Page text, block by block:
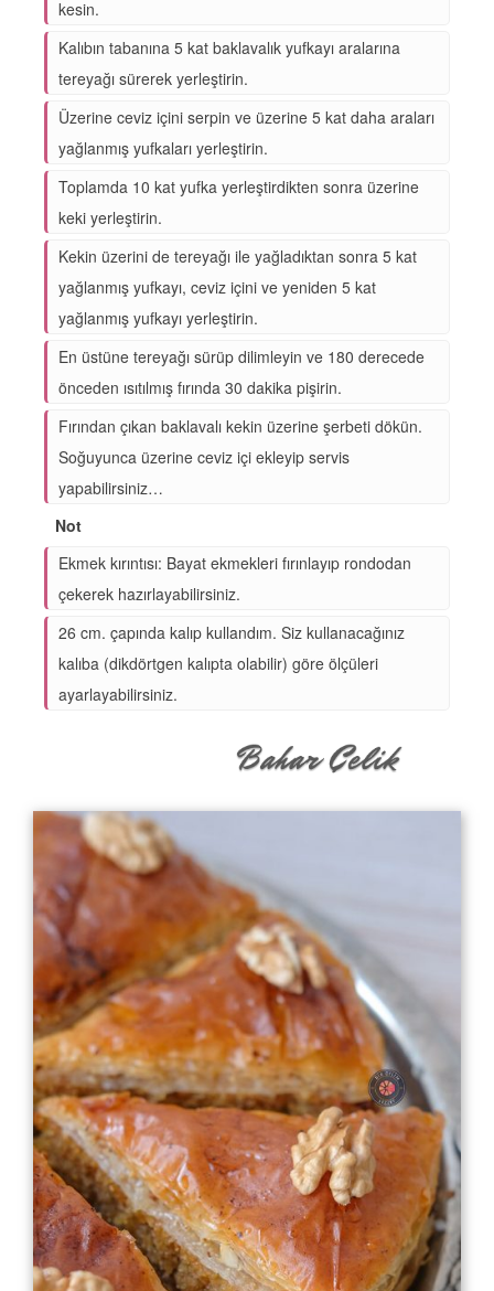
kesin.
Kalıbın tabanına 5 kat baklavalık yufkayı aralarına
tereyağı sürerek yerleştirin.
Üzerine ceviz içini serpin ve üzerine 5 kat daha araları
yağlanmış yufkaları yerleştirin.
Toplamda 10 kat yufka yerleştirdikten sonra üzerine
keki yerleştirin.
Kekin üzerini de tereyağı ile yağladıktan sonra 5 kat
yağlanmış yufkayı, ceviz içini ve yeniden 5 kat
yağlanmış yufkayı yerleştirin.
En üstüne tereyağı sürüp dilimleyin ve 180 derecede
önceden ısıtılmış fırında 30 dakika pişirin.
Fırından çıkan baklavalı kekin üzerine şerbeti dökün.
Soğuyunca üzerine ceviz içi ekleyip servis
yapabilirsiniz…
Not
Ekmek kırıntısı: Bayat ekmekleri fırınlayıp rondodan
çekerek hazırlayabilirsiniz.
26 cm. çapında kalıp kullandım. Siz kullanacağınız
kalıba (dikdörtgen kalıpta olabilir) göre ölçüleri
ayarlayabilirsiniz.